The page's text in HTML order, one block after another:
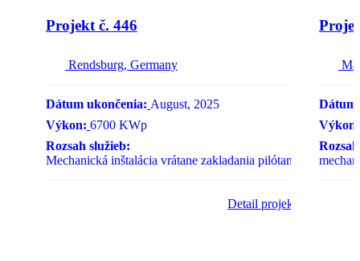
Projekt č. 446
Rendsburg, Germany
Dátum ukončenia: August, 2025
Výkon: 6700 KWp
Rozsah služieb:
Mechanická inštalácia vrátane zakladania pilótami
Detail projektu
Dátum
Výkon: